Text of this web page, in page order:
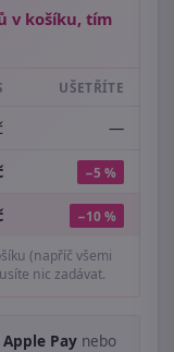
v košíku, tím
UŠETŘÍTE
—
−5 %
−10 %
(napříč všemi
nic zadávat.
Apple Pay nebo